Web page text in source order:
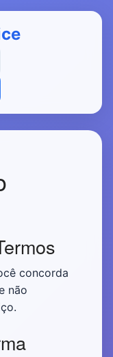
concorda
não